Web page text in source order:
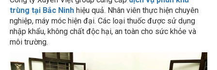
trùng tại Bắc Ninh hiệu quả. Nhân viên thực hiện chuyên
nghiệp, máy móc hiện đại. Các loại thuốc được sử dụng
nhập khẩu, không chất độc hại, an toàn cho sức khỏe và
môi trường.